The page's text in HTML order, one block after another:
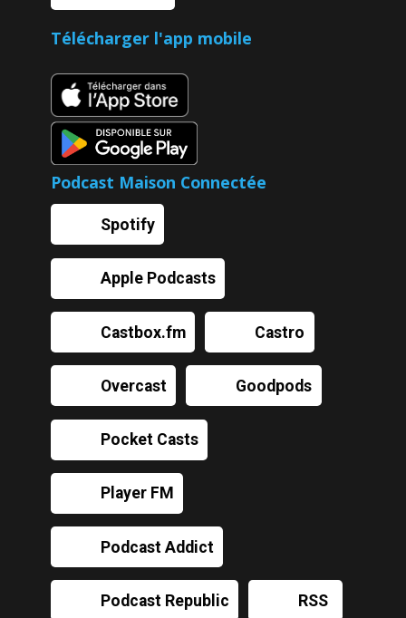
Télécharger l'app mobile
Podcast Maison Connectée
Spotify
Apple Podcasts
Castbox.fm Castro
Overcast Goodpods
Pocket Casts
Player FM
Podcast Addict
Podcast Republic RSS